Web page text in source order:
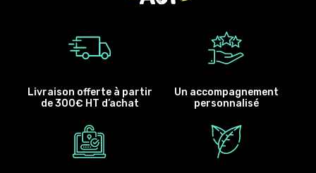
Livraison offerte à partir
de 300€ HT d’achat
Un accompagnement
personnalisé